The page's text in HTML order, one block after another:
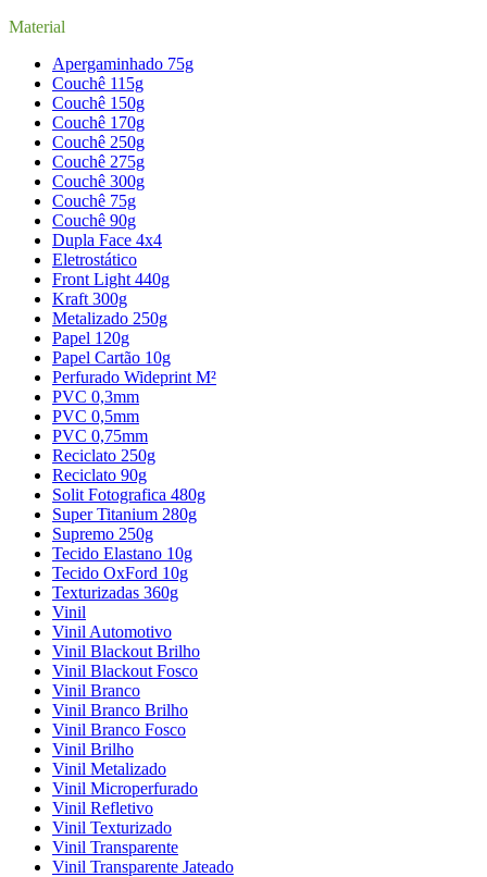
Material
Apergaminhado 75g
Couchê 115g
Couchê 150g
Couchê 170g
Couchê 250g
Couchê 275g
Couchê 300g
Couchê 75g
Couchê 90g
Dupla Face 4x4
Eletrostático
Front Light 440g
Kraft 300g
Metalizado 250g
Papel 120g
Papel Cartão 10g
Perfurado Wideprint M²
PVC 0,3mm
PVC 0,5mm
PVC 0,75mm
Reciclato 250g
Reciclato 90g
Solit Fotografica 480g
Super Titanium 280g
Supremo 250g
Tecido Elastano 10g
Tecido OxFord 10g
Texturizadas 360g
Vinil
Vinil Automotivo
Vinil Blackout Brilho
Vinil Blackout Fosco
Vinil Branco
Vinil Branco Brilho
Vinil Branco Fosco
Vinil Brilho
Vinil Metalizado
Vinil Microperfurado
Vinil Refletivo
Vinil Texturizado
Vinil Transparente
Vinil Transparente Jateado